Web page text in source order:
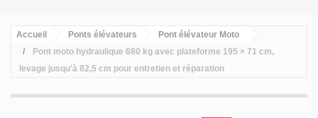
Accueil Ponts élévateurs
Pont élévateur Moto
Pont moto hydraulique 680 kg avec plateforme 195 × 71 cm,
levage jusqu'à 82,5 cm pour entretien et réparation